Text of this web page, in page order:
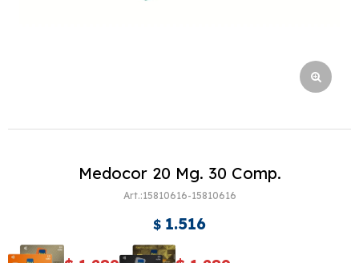
Medocor 20 Mg. 30 Comp.
15810616-15810616
$ 1.516